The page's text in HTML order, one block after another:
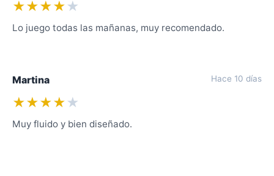
★★★★ ★
Lo juego todas las mañanas, muy recomendado.
Martina Hace 10 días
★★★★ ★
Muy fluido y bien diseñado.